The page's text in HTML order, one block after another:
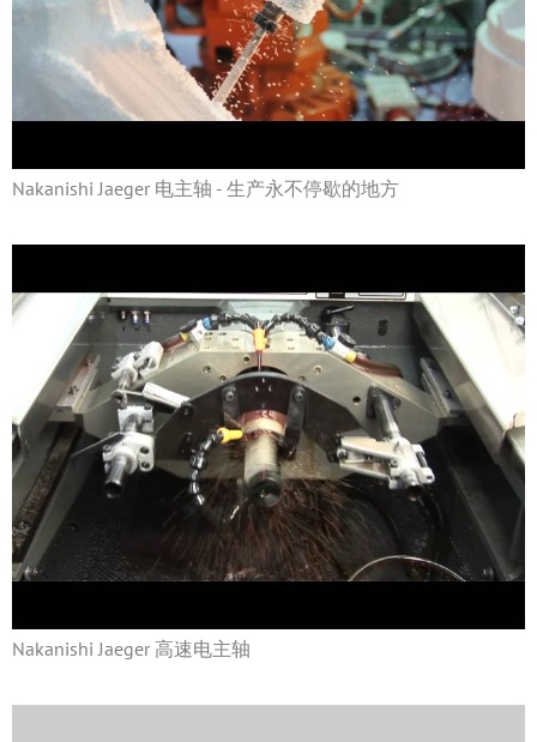
Nakanishi Jaeger 电主轴 - 生产永不停歇的地方
Nakanishi Jaeger 高速电主轴